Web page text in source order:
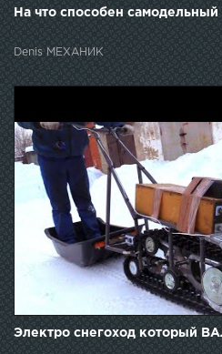
На что способен самодельный
Denis МЕХАНИК
Электро снегоход который